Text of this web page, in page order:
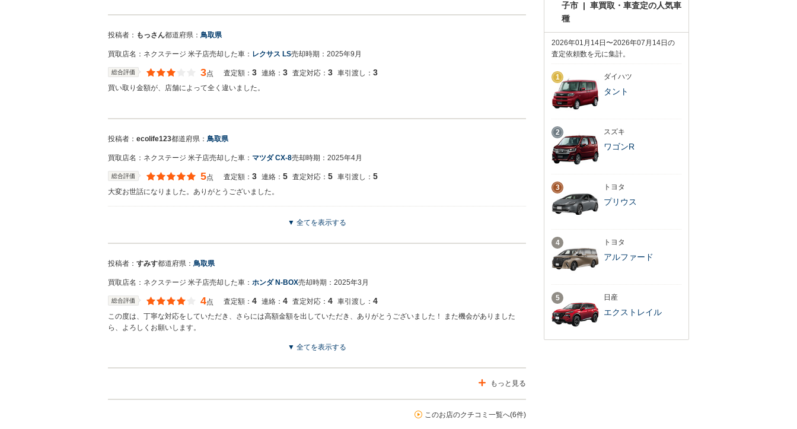
投稿者： もっさん都道府県： 鳥取県
買取店名： ネクステージ 米子店売却した車： レクサス LS売却時期： 2025年9月
総合評価 3点 査定額： 3 連絡： 3 査定対応： 3 車引渡し： 3
買い取り金額が、店舗によって全く違いました。
投稿者： ecolife123都道府県： 鳥取県
買取店名： ネクステージ 米子店売却した車： マツダ CX-8売却時期： 2025年4月
総合評価 5点 査定額： 3 連絡： 5 査定対応： 5 車引渡し： 5
大変お世話になりました。ありがとうございました。
点検などもご用意しております。 またお車のことで何かございましたら、是非ネクステージをご利用いただけますと幸いでござい
▼ 全てを表示する
投稿者： すみす都道府県： 鳥取県
買取店名： ネクステージ 米子店売却した車： ホンダ N-BOX売却時期： 2025年3月
総合評価 4点 査定額： 4 連絡： 4 査定対応： 4 車引渡し： 4
この度は、丁寧な対応をしていただき、さらには高額金額を出していただき、ありがとうございました！ また機会がありました
ら、よろしくお願いします。
ざいました。 弊社ではN-BOXのような軽自動車の専門店を展開している関係もあり、大変得意な車種となっております。軽自動車
の他にもミニバンやSUV、輸入車などの各種専門店を展開しているため、また機会がございましたら是非お力添えできれば幸いで
▼ 全てを表示する
もっと見る
このお店のクチコミ一覧へ(6件)
子市 | 車買取・車査定の人気車
種
2026年01月14日〜2026年07月14日の
査定依頼数を元に集計。
ダイハツ
タント
1
スズキ
ワゴンR
2
トヨタ
プリウス
3
トヨタ
アルファード
4
日産
エクストレイル
5